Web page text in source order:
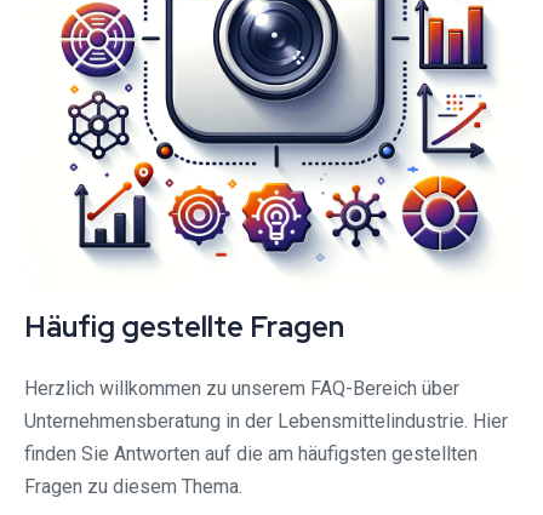
Häufig gestellte Fragen
Herzlich willkommen zu unserem FAQ-Bereich über
Unternehmensberatung in der Lebensmittelindustrie. Hier
finden Sie Antworten auf die am häufigsten gestellten
Fragen zu diesem Thema.